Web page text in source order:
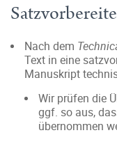
Nach dem
Text in eine
Manuskript
Wir prüfen die
ggf. so aus,
übernommen